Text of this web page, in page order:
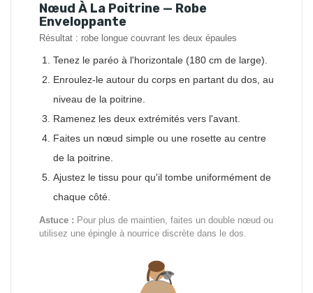
Nœud À La Poitrine — Robe
Enveloppante
Résultat : robe longue couvrant les deux épaules
Tenez le paréo à l'horizontale (180 cm de large).
Enroulez-le autour du corps en partant du dos, au
niveau de la poitrine.
Ramenez les deux extrémités vers l'avant.
Faites un nœud simple ou une rosette au centre
de la poitrine.
Ajustez le tissu pour qu'il tombe uniformément de
chaque côté.
Astuce : Pour plus de maintien, faites un double nœud ou
utilisez une épingle à nourrice discrète dans le dos.